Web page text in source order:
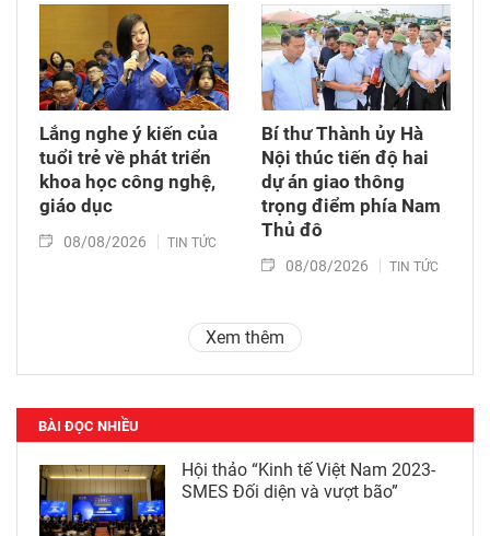
Lắng nghe ý kiến của
tuổi trẻ về phát triển
khoa học công nghệ,
giáo dục
08/08/2026 TIN TỨC
Bí thư Thành ủy Hà
Nội thúc tiến độ hai
dự án giao thông
trọng điểm phía Nam
Thủ đô
08/08/2026 TIN TỨC
Xem thêm
BÀI ĐỌC NHIỀU
Hội thảo “Kinh tế Việt Nam 2023-
SMES Đối diện và vượt bão”